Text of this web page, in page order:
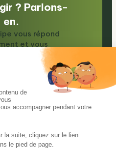
? Parlons-
en.
vous répond
et vous